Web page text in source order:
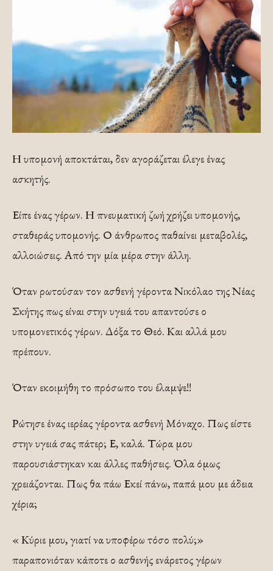
Η υπομονή αποκτάται, δεν αγοράζεται έλεγε ένας
ασκητής.
Είπε ένας γέρων. Η πνευματική ζωή χρήζει υπομονής,
σταθεράς υπομονής. Ο άνθρωπος παθαίνει μεταβολές,
αλλοιώσεις. Από την μία μέρα στην άλλη.
Όταν ρωτούσαν τον ασθενή γέροντα Νικόλαο της Νέας
Σκήτης πως είναι στην υγειά του απαντούσε ο
υπομονετικός γέρων. Δόξα το Θεό. Και αλλά μου
πρέπουν.
Όταν εκοιμήθη το πρόσωπο του έλαμψε!!
Ρώτησε ένας ιερέας γέροντα ασθενή Μόναχο. Πως είστε
στην υγειά σας πάτερ; Ε, καλά. Τώρα μου
παρουσιάστηκαν και άλλες παθήσεις. Όλα όμως
χρειάζονται. Πως θα πάω Εκεί πάνω, παπά μου με άδεια
χέρια;
« Κύριε μου, γιατί να υποφέρω τόσο πολύ;»
παραπονιόταν κάποτε ο ασθενής ενάρετος γέρων